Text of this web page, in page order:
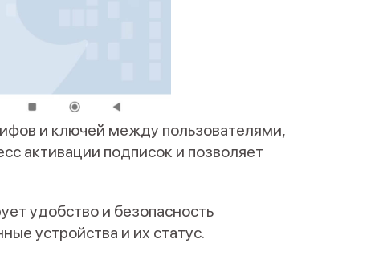
и ключей между пользователями,
активации подписок и позволяет
удобство и безопасность
устройства и их статус.